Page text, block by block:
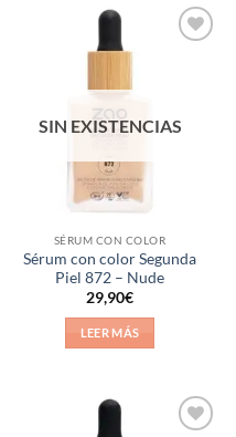
SIN EXISTENCIAS
SÉRUM CON COLOR
Sérum con color Segunda
Piel 872 – Nude
29,90€
LEER MÁS